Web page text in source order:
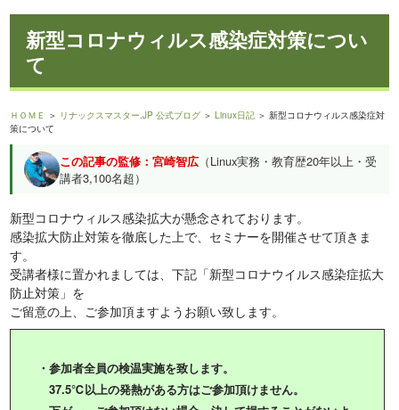
新型コロナウィルス感染症対策につい
て
ＨＯＭＥ ＞ リナックスマスター.JP 公式ブログ ＞Linux日記 ＞ 新型コロナウィルス感染症対
策について
この記事の監修：宮崎智広 （Linux実務・教育歴20年以上・受
講者3,100名超）
新型コロナウィルス感染拡大が懸念されております。
感染拡大防止対策を徹底した上で、セミナーを開催させて頂きま
す。
受講者様に置かれましては、下記「新型コロナウイルス感染症拡大
防止対策」を
ご留意の上、ご参加頂ますようお願い致します。
・参加者全員の検温実施を致します。
37.5℃以上の発熱がある方はご参加頂けません。